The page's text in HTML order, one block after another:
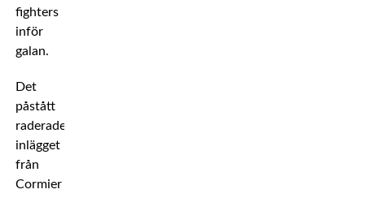
fighters
inför
galan.
Det
påstått
raderade
inlägget
från
Cormier